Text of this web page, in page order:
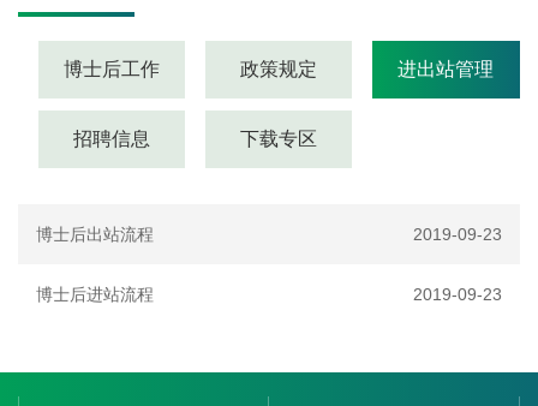
博士后工作 政策规定 进出站管理
招聘信息 下载专区
2019-09-23
博士后出站流程
2019-09-23
博士后进站流程